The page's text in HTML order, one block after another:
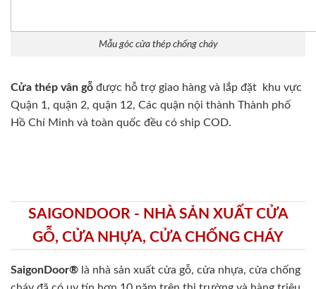
Mẫu góc cửa thép chống cháy
Cửa thép vân gỗ được hỗ trợ giao hàng và lắp đặt khu vực
Quận 1, quận 2, quận 12, Các quận nội thành Thành phố
Hồ Chí Minh và toàn quốc đều có ship COD.
SAIGONDOOR - NHÀ SẢN XUẤT CỬA
GỖ, CỬA NHỰA, CỬA CHỐNG CHÁY
SaigonDoor® là nhà sản xuất cửa gỗ, cửa nhựa, cửa chống